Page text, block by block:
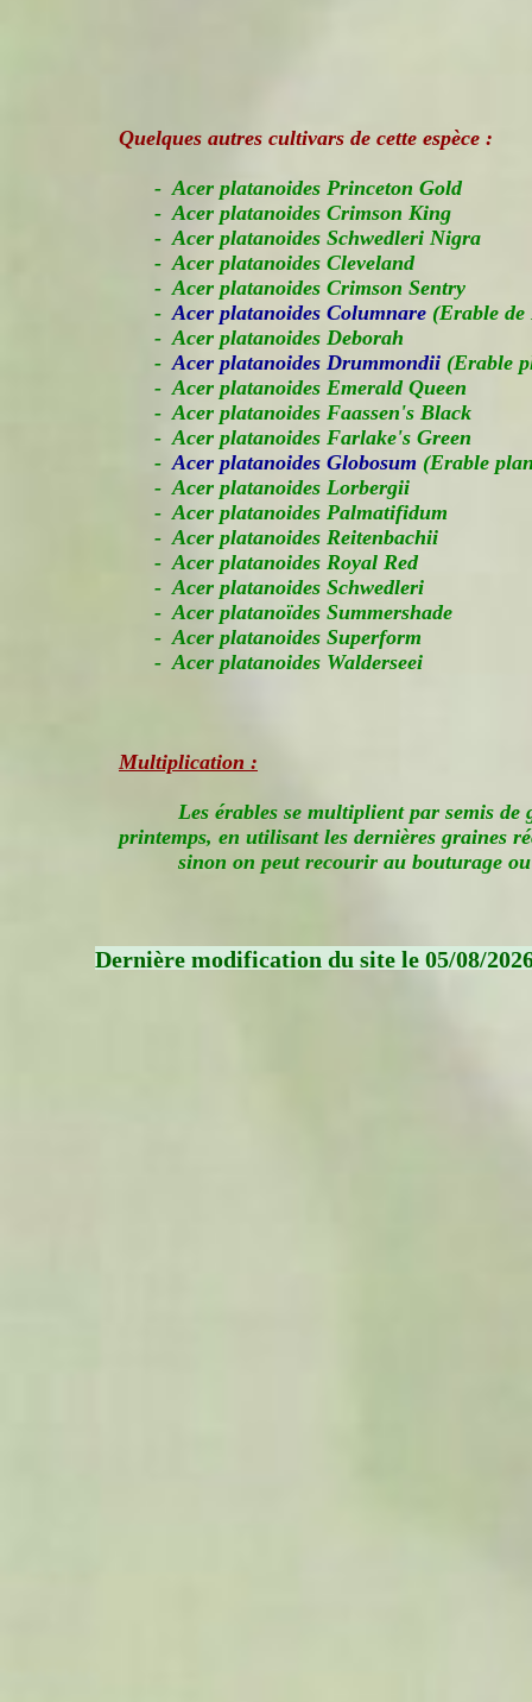
Quelques autres cultivars de cette espèce :
- Acer platanoides Princeton Gold
- Acer platanoides Crimson King
- Acer platanoides Schwedleri Nigra
- Acer platanoides Cleveland
- Acer platanoides Crimson Sentry
-Acer platanoides Columnare (Erable de
- Acer platanoides Deborah
-Acer platanoides Drummondii (Erable
- Acer platanoides Emerald Queen
- Acer platanoides Faassen's Black
- Acer platanoides Farlake's Green
-Acer platanoides Globosum (Erable
- Acer platanoides Lorbergii
- Acer platanoides Palmatifidum
- Acer platanoides Reitenbachii
- Acer platanoides Royal Red
- Acer platanoides Schwedleri
- Acer platanoïdes Summershade
- Acer platanoides Superform
- Acer platanoides Walderseei
Multiplication :
Les érables se multiplient par semis de
printemps, en utilisant les dernières graines
sinon on peut recourir au bouturage
Dernière modification du site le 05/08/